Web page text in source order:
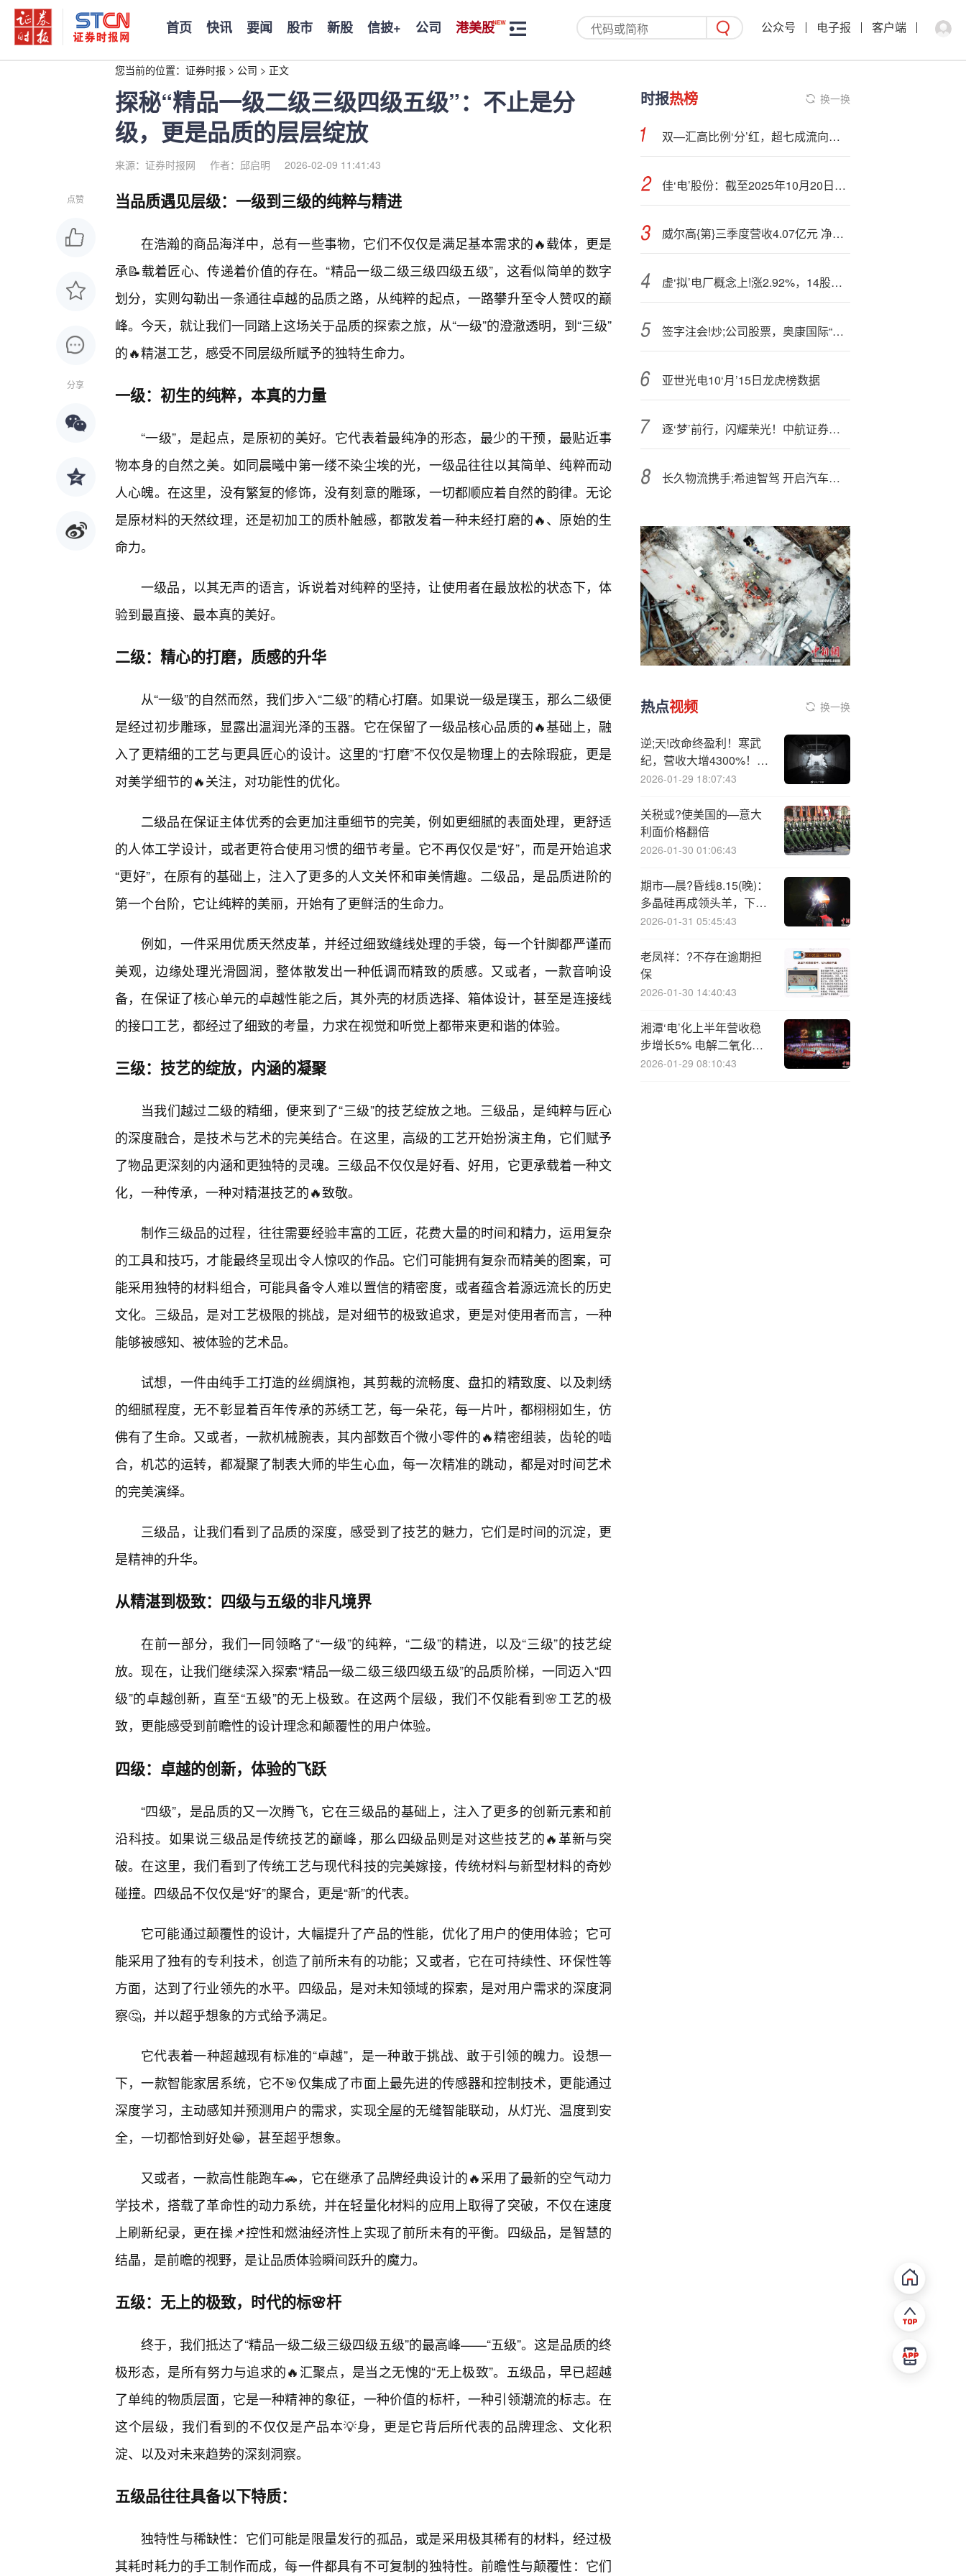
首页 快讯 要闻 股市 新股 信披+ 公司 港美股 公众号 电子报 客户端
您当前的位置： 证券时报 > 公司 > 正文
探秘“精品一级二级三级四级五级”：不止是分
级，更是品质的层层绽放
来源：证券时报网 作者：邱启明 2026-02-09 11:41:43
点赞
分享
当品质遇见层级：一级到三级的纯粹与精进
在浩瀚的商品海洋中，总有一些事物，它们不仅仅是满足基本需求的🔥载体，更是
承📝载着匠心、传递着价值的存在。“精品一级二级三级四级五级”，这看似简单的数字
划分，实则勾勒出一条通往卓越的品质之路，从纯粹的起点，一路攀升至令人赞叹的巅
峰。今天，就让我们一同踏上这场关于品质的探索之旅，从“一级”的澄澈透明，到“三级”
的🔥精湛工艺，感受不同层级所赋予的独特生命力。
一级：初生的纯粹，本真的力量
“一级”，是起点，是原初的美好。它代表着最纯净的形态，最少的干预，最贴近事
物本身的自然之美。如同晨曦中第一缕不染尘埃的光，一级品往往以其简单、纯粹而动
人心魄。在这里，没有繁复的修饰，没有刻意的雕琢，一切都顺应着自然的韵律。无论
是原材料的天然纹理，还是初加工的质朴触感，都散发着一种未经打磨的🔥、原始的生
命力。
一级品，以其无声的语言，诉说着对纯粹的坚持，让使用者在最放松的状态下，体
验到最直接、最本真的美好。
二级：精心的打磨，质感的升华
从“一级”的自然而然，我们步入“二级”的精心打磨。如果说一级是璞玉，那么二级便
是经过初步雕琢，显露出温润光泽的玉器。它在保留了一级品核心品质的🔥基础上，融
入了更精细的工艺与更具匠心的设计。这里的“打磨”不仅仅是物理上的去除瑕疵，更是
对美学细节的🔥关注，对功能性的优化。
二级品在保证主体优秀的会更加注重细节的完美，例如更细腻的表面处理，更舒适
的人体工学设计，或者更符合使用习惯的细节考量。它不再仅仅是“好”，而是开始追求
“更好”，在原有的基础上，注入了更多的人文关怀和审美情趣。二级品，是品质进阶的
第一个台阶，它让纯粹的美丽，开始有了更鲜活的生命力。
例如，一件采用优质天然皮革，并经过细致缝线处理的手袋，每一个针脚都严谨而
美观，边缘处理光滑圆润，整体散发出一种低调而精致的质感。又或者，一款音响设
备，在保证了核心单元的卓越性能之后，其外壳的材质选择、箱体设计，甚至是连接线
的接口工艺，都经过了细致的考量，力求在视觉和听觉上都带来更和谐的体验。
三级：技艺的绽放，内涵的凝聚
当我们越过二级的精细，便来到了“三级”的技艺绽放之地。三级品，是纯粹与匠心
的深度融合，是技术与艺术的完美结合。在这里，高级的工艺开始扮演主角，它们赋予
了物品更深刻的内涵和更独特的灵魂。三级品不仅仅是好看、好用，它更承载着一种文
化，一种传承，一种对精湛技艺的🔥致敬。
制作三级品的过程，往往需要经验丰富的工匠，花费大量的时间和精力，运用复杂
的工具和技巧，才能最终呈现出令人惊叹的作品。它们可能拥有复杂而精美的图案，可
能采用独特的材料组合，可能具备令人难以置信的精密度，或者蕴含着源远流长的历史
文化。三级品，是对工艺极限的挑战，是对细节的极致追求，更是对使用者而言，一种
能够被感知、被体验的艺术品。
试想，一件由纯手工打造的丝绸旗袍，其剪裁的流畅度、盘扣的精致度、以及刺绣
的细腻程度，无不彰显着百年传承的苏绣工艺，每一朵花，每一片叶，都栩栩如生，仿
佛有了生命。又或者，一款机械腕表，其内部数百个微小零件的🔥精密组装，齿轮的啮
合，机芯的运转，都凝聚了制表大师的毕生心血，每一次精准的跳动，都是对时间艺术
的完美演绎。
三级品，让我们看到了品质的深度，感受到了技艺的魅力，它们是时间的沉淀，更
是精神的升华。
从精湛到极致：四级与五级的非凡境界
在前一部分，我们一同领略了“一级”的纯粹，“二级”的精进，以及“三级”的技艺绽
放。现在，让我们继续深入探索“精品一级二级三级四级五级”的品质阶梯，一同迈入“四
级”的卓越创新，直至“五级”的无上极致。在这两个层级，我们不仅能看到🌸工艺的极
致，更能感受到前瞻性的设计理念和颠覆性的用户体验。
四级：卓越的创新，体验的飞跃
“四级”，是品质的又一次腾飞，它在三级品的基础上，注入了更多的创新元素和前
沿科技。如果说三级品是传统技艺的巅峰，那么四级品则是对这些技艺的🔥革新与突
破。在这里，我们看到了传统工艺与现代科技的完美嫁接，传统材料与新型材料的奇妙
碰撞。四级品不仅仅是“好”的聚合，更是“新”的代表。
它可能通过颠覆性的设计，大幅提升了产品的性能，优化了用户的使用体验；它可
能采用了独有的专利技术，创造了前所未有的功能；又或者，它在可持续性、环保性等
方面，达到了行业领先的水平。四级品，是对未知领域的探索，是对用户需求的深度洞
察🤔，并以超乎想象的方式给予满足。
它代表着一种超越现有标准的“卓越”，是一种敢于挑战、敢于引领的魄力。设想一
下，一款智能家居系统，它不🎯仅集成了市面上最先进的传感器和控制技术，更能通过
深度学习，主动感知并预测用户的需求，实现全屋的无缝智能联动，从灯光、温度到安
全，一切都恰到好处😁，甚至超乎想象。
又或者，一款高性能跑车🚗，它在继承了品牌经典设计的🔥采用了最新的空气动力
学技术，搭载了革命性的动力系统，并在轻量化材料的应用上取得了突破，不仅在速度
上刷新纪录，更在操📌控性和燃油经济性上实现了前所未有的平衡。四级品，是智慧的
结晶，是前瞻的视野，是让品质体验瞬间跃升的魔力。
五级：无上的极致，时代的标🌸杆
终于，我们抵达了“精品一级二级三级四级五级”的最高峰——“五级”。这是品质的终
极形态，是所有努力与追求的🔥汇聚点，是当之无愧的“无上极致”。五级品，早已超越
了单纯的物质层面，它是一种精神的象征，一种价值的标杆，一种引领潮流的标志。在
这个层级，我们看到的不仅仅是产品本💡身，更是它背后所代表的品牌理念、文化积
淀、以及对未来趋势的深刻洞察。
五级品往往具备以下特质：
独特性与稀缺性：它们可能是限量发行的孤品，或是采用极其稀有的材料，经过极
其耗时耗力的手工制作而成，每一件都具有不可复制的独特性。前瞻性与颠覆性：它们
时报热榜 换一换
双—汇高比例‘分’红，超七成流向公众股东
佳‘电’股份：截至2025年10月20日公司股东总数为36521户
威尔高{第}三季度营收4.07亿元 净利润增175.8%至2459万元
虚‘拟’电厂概念上!涨2.92%，14股主力资金净流入超亿元
签字注会!炒;公司股票，奥康国际“标准审计意见”经得起检验吗
亚世光电10‘月’15日龙虎榜数据
逐‘梦’前行，闪耀荣光！中航证券第二届“航融杯”私募大赛三大周期、最佳合作私募管理人荣誉名单重磅发布
长久物流携手;希迪智驾 开启汽车物流智能化新纪元
热点视频 换一换
逆;天!改命终盈利！寒武
纪，营收大增4300%！章
建平，没卖
2026-01-29 18:07:43
关税或?使美国的—意大
利面价格翻倍
2026-01-30 01:06:43
期市—晨?昏线8.15(晚)：
多晶硅再成领头羊，下周
重点关注事件驱动
2026-01-31 05:45:43
老凤祥：?不存在逾期担
保
2026-01-30 14:40:43
湘潭‘电’化上半年营收稳
步增长5% 电解二氧化锰
市占率保持领先
2026-01-29 08:10:43